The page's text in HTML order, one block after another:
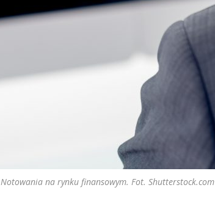
Notowania na rynku finansowym. Fot. Shutterstock.com